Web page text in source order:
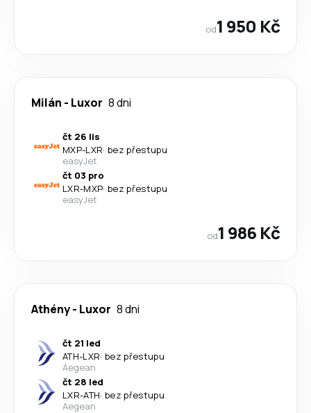
od1 950 Kč
Milán - Luxor 8 dni
čt 26 lis
MXP-LXR· bez přestupu
easyJet
čt 03 pro
LXR-MXP· bez přestupu
easyJet
od1 986 Kč
Athény- Luxor 8 dni
čt 21 led
ATH-LXR· bez přestupu
Aegean
čt 28 led
LXR-ATH· bez přestupu
Aegean